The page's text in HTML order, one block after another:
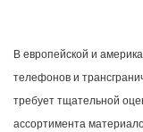
В европейской и
телефонов и
требует тщательной
ассортимента